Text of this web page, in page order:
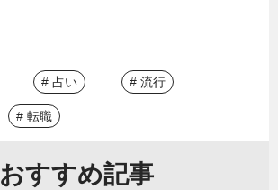
# 占い # 流行
# 転職
おすすめ記事